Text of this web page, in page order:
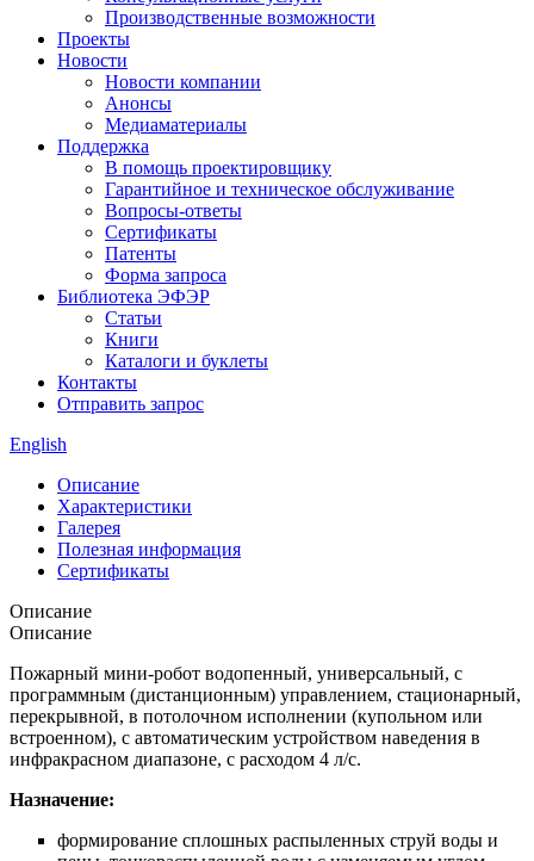
Производственные возможности
Проекты
Новости
Новости компании
Анонсы
Медиаматериалы
Поддержка
В помощь проектировщику
Гарантийное и техническое обслуживание
Вопросы-ответы
Сертификаты
Патенты
Форма запроса
Библиотека ЭФЭР
Статьи
Книги
Каталоги и буклеты
Контакты
Отправить запрос
English
Описание
Характеристики
Галерея
Полезная информация
Сертификаты
Описание
Описание
Пожарный мини-робот водопенный, универсальный, с
программным (дистанционным) управлением, стационарный,
перекрывной, в потолочном исполнении (купольном или
встроенном), с автоматическим устройством наведения в
инфракрасном диапазоне, с расходом 4 л/с.
Назначение:
формирование сплошных распыленных струй воды и